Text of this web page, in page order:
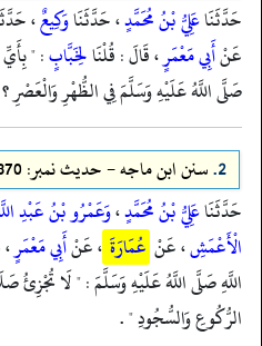
حَدَّثَنَاعَلِيُّ بْنُ مُحَمَّدٍ، حَدَّثَنَاوَكِيعٌ،
عَنْأَبِي مَعْمَرٍ، قَالَ : قُلْنَالِخَبَّابٍ: "
صَلَّى اللَّهُ عَلَيْهِ وَسَلَّمَ فِي الظُّهْرِ
2. سنن ابن ماجه - حدیث نمبر: 870
حَدَّثَنَاعَلِيُّ بْنُ مُحَمَّدٍ،وَعَمْرُو بْنُ عَبْدِ
الْأَعْمَشِ، عَنْ عُمَارَةَ ، عَنْأَبِي مَعْمَرٍ
اللَّهِ صَلَّى اللَّهُ عَلَيْهِ وَسَلَّمَ : " لَا تُجْزِئُ
الرُّكُوعِ وَالسُّجُودِ " .